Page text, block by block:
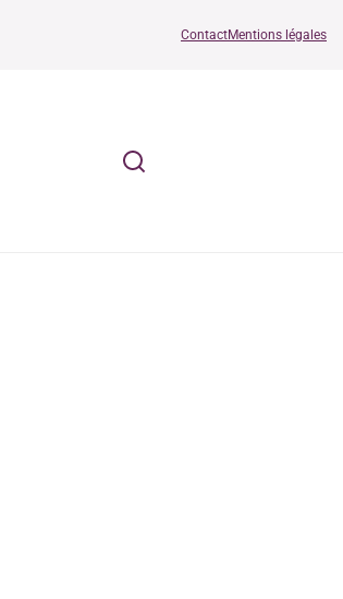
ContactMentions légales